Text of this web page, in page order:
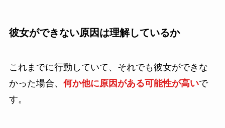
彼女ができない原因は理解しているか
これまでに行動していて、それでも彼女ができな
かった場合、 何か他に原因がある可能性が高いで
す。